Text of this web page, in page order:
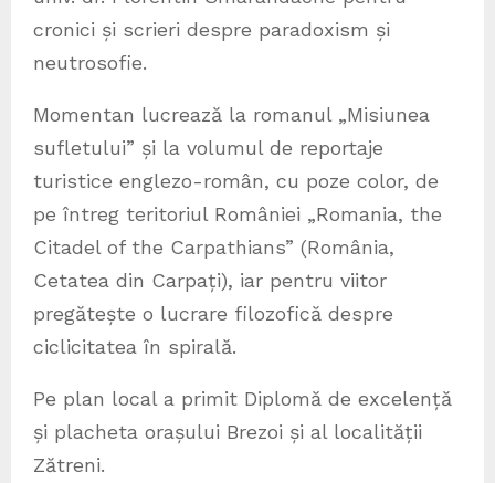
cronici și scrieri despre paradoxism și
neutrosofie.
Momentan lucrează la romanul „Misiunea
sufletului” și la volumul de reportaje
turistice englezo-român, cu poze color, de
pe întreg teritoriul României „Romania, the
Citadel of the Carpathians” (România,
Cetatea din Carpați), iar pentru viitor
pregătește o lucrare filozofică despre
ciclicitatea în spirală.
Pe plan local a primit Diplomă de excelență
și placheta orașului Brezoi și al localității
Zătreni.